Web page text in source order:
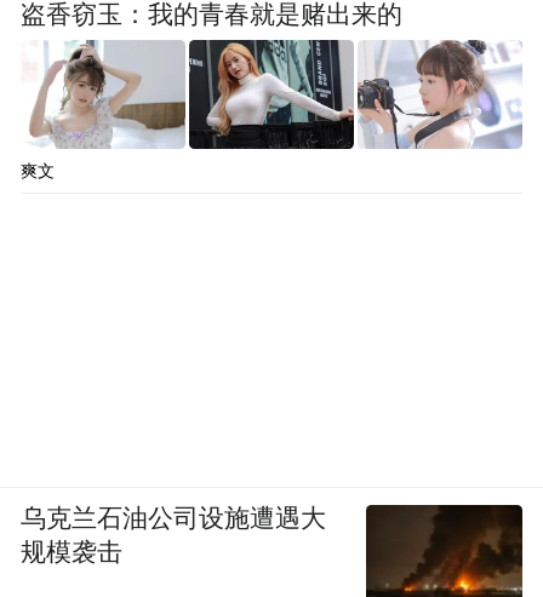
盗香窃玉：我的青春就是赌出来的
爽文
乌克兰石油公司设施遭遇大
规模袭击